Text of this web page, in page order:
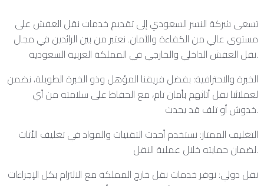
تسعى شركة النسر السعودي إلى تقديم خدمات نقل العفش على
مستوى عالي من الكفاءة والأمان. نعتبر من بين الرائدين في مجال
نقل العفش الداخلي والخارجي في المملكة العربية السعودية.
الخبرة والاحترافية: بفضل فريقنا المؤهل وذو الخبرة الطويلة، نضمن
لعملائنا نقل أثاثهم بأمان تام، مع الحفاظ على سلامته من أي
خدوش أو تلف قد يحدث.
التغليف الممتاز: نستخدم أحدث التقنيات والمواد في تغليف الأثاث
لضمان حمايته خلال عملية النقل.
نقل دولي: نوفر خدمات نقل خارج المملكة مع الالتزام بكل الإجراءات